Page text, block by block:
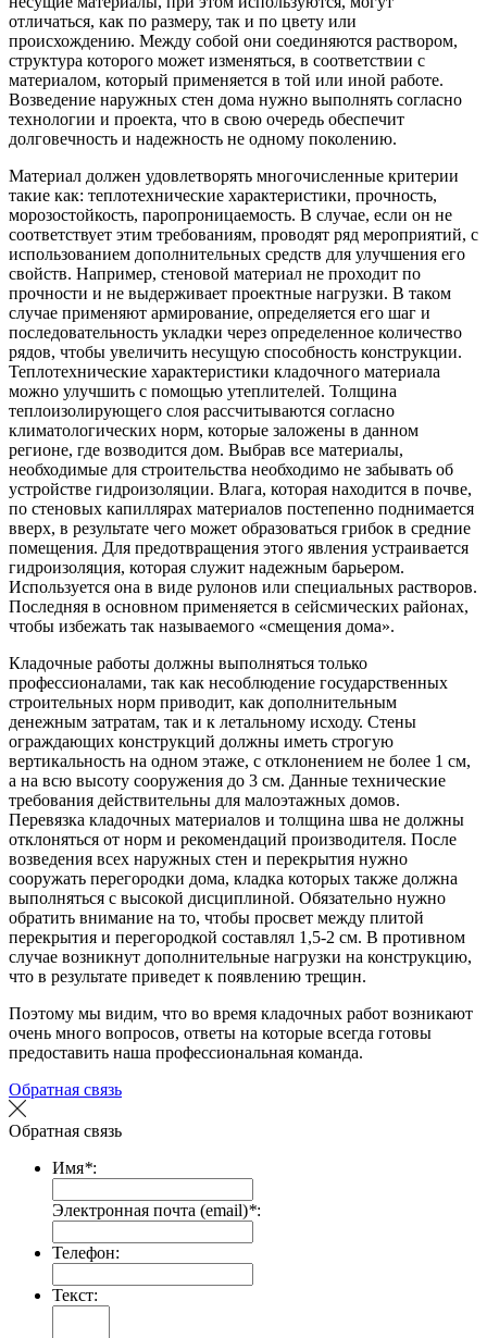
отличаться, как по размеру, так и по цвету или
происхождению. Между собой они соединяются раствором,
структура которого может изменяться, в соответствии с
материалом, который применяется в той или иной работе.
Возведение наружных стен дома нужно выполнять согласно
технологии и проекта, что в свою очередь обеспечит
долговечность и надежность не одному поколению.
Материал должен удовлетворять многочисленные критерии
такие как: теплотехнические характеристики, прочность,
морозостойкость, паропроницаемость. В случае, если он не
соответствует этим требованиям, проводят ряд мероприятий, с
использованием дополнительных средств для улучшения его
свойств. Например, стеновой материал не проходит по
прочности и не выдерживает проектные нагрузки. В таком
случае применяют армирование, определяется его шаг и
последовательность укладки через определенное количество
рядов, чтобы увеличить несущую способность конструкции.
Теплотехнические характеристики кладочного материала
можно улучшить с помощью утеплителей. Толщина
теплоизолирующего слоя рассчитываются согласно
климатологических норм, которые заложены в данном
регионе, где возводится дом. Выбрав все материалы,
необходимые для строительства необходимо не забывать об
устройстве гидроизоляции. Влага, которая находится в почве,
по стеновых капиллярах материалов постепенно поднимается
вверх, в результате чего может образоваться грибок в средние
помещения. Для предотвращения этого явления устраивается
гидроизоляция, которая служит надежным барьером.
Используется она в виде рулонов или специальных растворов.
Последняя в основном применяется в сейсмических районах,
чтобы избежать так называемого «смещения дома».
Кладочные работы должны выполняться только
профессионалами, так как несоблюдение государственных
строительных норм приводит, как дополнительным
денежным затратам, так и к летальному исходу. Стены
ограждающих конструкций должны иметь строгую
вертикальность на одном этаже, с отклонением не более 1 см,
а на всю высоту сооружения до 3 см. Данные технические
требования действительны для малоэтажных домов.
Перевязка кладочных материалов и толщина шва не должны
отклоняться от норм и рекомендаций производителя. После
возведения всех наружных стен и перекрытия нужно
сооружать перегородки дома, кладка которых также должна
выполняться с высокой дисциплиной. Обязательно нужно
обратить внимание на то, чтобы просвет между плитой
перекрытия и перегородкой составлял 1,5-2 см. В противном
случае возникнут дополнительные нагрузки на конструкцию,
что в результате приведет к появлению трещин.
Поэтому мы видим, что во время кладочных работ возникают
очень много вопросов, ответы на которые всегда готовы
предоставить наша профессиональная команда.
Обратная связь
Обратная связь
Имя*:
Электронная почта (email)*:
Телефон:
Текст: